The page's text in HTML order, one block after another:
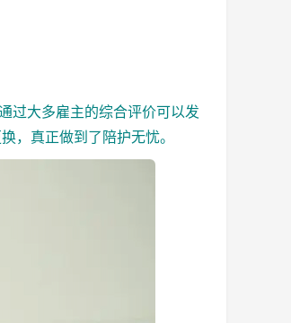
过大多雇主的综合评价可以发
，真正做到了陪护无忧。